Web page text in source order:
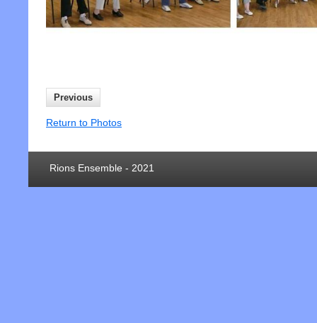
Previous
Return to Photos
Rions Ensemble - 2021